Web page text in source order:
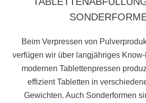
Beim Verpressen von
verfügen wir über langjähriges
modernen Tablettenpressen
effizient Tabletten in
Gewichten. Auch Sonderformen